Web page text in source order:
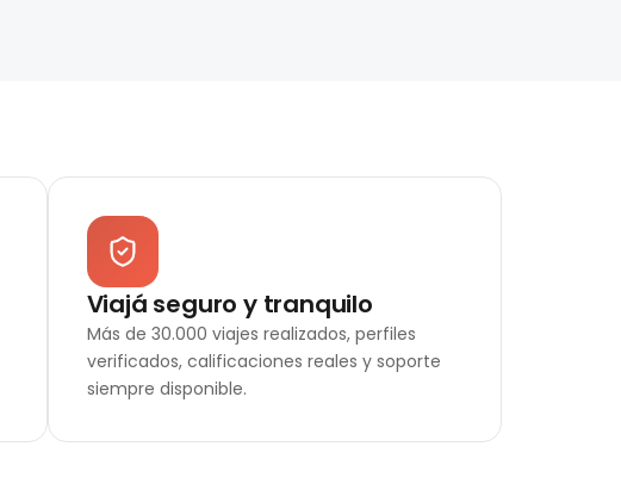
Viajá seguro y tranquilo
Más de 30.000 viajes realizados, perfiles
verificados, calificaciones reales y soporte
siempre disponible.